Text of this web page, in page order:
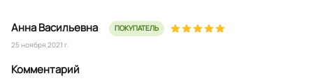
Анна Васильевна
25 ноября 2021 г.
ПОКУПАТЕЛЬ
Комментарий